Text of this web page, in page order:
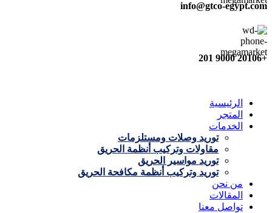
info@gtco-egypt.com
+20106 9000 201
الرئيسية
المتجر
الخدمات
توريد وصلات ومستلزمات
مقاولات وتركيب أنظمة الحريق
توريد مواسير الحريق
توريد وتركيب أنظمة مكافحة الحريق
من نحن
المقالات
تواصل معنا